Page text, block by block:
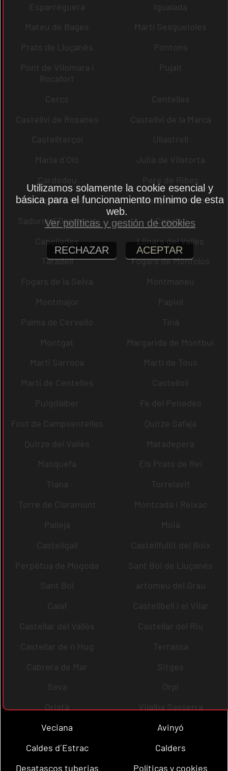
Esparreguera
Igualada
Mateu de Bages
Martí Sesgueioles
Prats de Lluçanès
Pontons
Pont de Vilomara i
Rocafort
Pujalt
Cercs
Centelles
Castellví de Rosanes
Castellví de la Marca
Castellterçol
Ullastrell
Maria d´Oló
Julià de Vilatorta
Cardedeu
Pere de Ribes
Vicenç dels Horts
Vicenç de Torelló
Sadurní d´Osormort
Capolat
Capellades
Llinars del Vallès
Taradell
Fogars de Montclús
Fogars de la Selva
Montmaneu
Montmajor
Papiol
Palma de Cervelló
Teià
Montgat
Margarida de Montbui
Martí Sarroca
Martí de Tous
Martí de Centelles
Castellolí
Puigdàlber
Fe del Penedès
Fost de Campsentelles
Quirze Safaja
Quirze del Vallès
Matadepera
Masquefa
Els Prats de Rei
Tiana
Torrelavit
Torre de Claramunt
Montcada i Reixac
Pallejà
Moià
Castellgalí
Castellfullit del Boix
Perpètua de Mogoda
Sant Boi de Lluçanès
Sant Boi
artomeu del Grau
Calaf
Castellbell i el Vilar
Castellar del Vallès
Castellar del Riu
Castellar de n´Hug
Terrassa
Cabrera de Mar
Sitges
Seva
Orpí
Oristà
Vilalba Sasserra
Veciana
Avinyó
Caldes d´Estrac
Calders
Desatascos tuberias
Políticas y cookies
Utilizamos solamente la cookie esencial y
básica para el funcionamiento mínimo de esta
web.
Ver políticas y gestión de cookies
RECHAZAR ACEPTAR